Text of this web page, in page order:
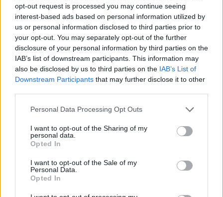
opt-out request is processed you may continue seeing
interest-based ads based on personal information utilized by
us or personal information disclosed to third parties prior to
your opt-out. You may separately opt-out of the further
disclosure of your personal information by third parties on the
IAB’s list of downstream participants. This information may
also be disclosed by us to third parties on the IAB’s List of
Downstream Participants that may further disclose it to other
Please note that this website/app uses one or more Google
not limited to your visit or usage behaviour. You may click to
grant or deny consent to Google and its third-party tags to
use your data for below specified purposes in below Google
consent section.
Personal Data Processing Opt Outs
I want to opt-out of the Sharing of my
personal data.
Opted In
I want to opt-out of the Sale of my
Personal Data.
Opted In
Most ilyen gyöngyszemekből rakhattok el hármat is
magatoknak. Több fejlesztő akciózta le játékait 0
dollárra, így ezeket most minden költség nélkül adhatjuk